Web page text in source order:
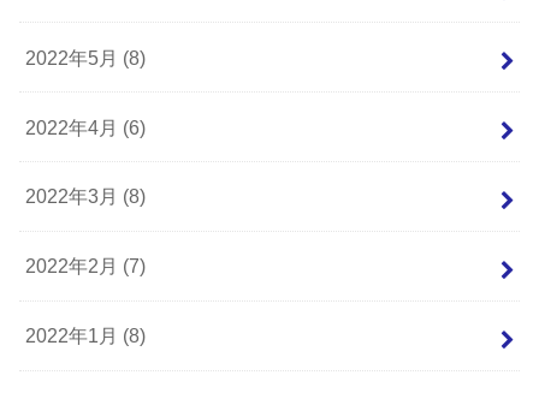
2022年5月 (8)
2022年4月 (6)
2022年3月 (8)
2022年2月 (7)
2022年1月 (8)